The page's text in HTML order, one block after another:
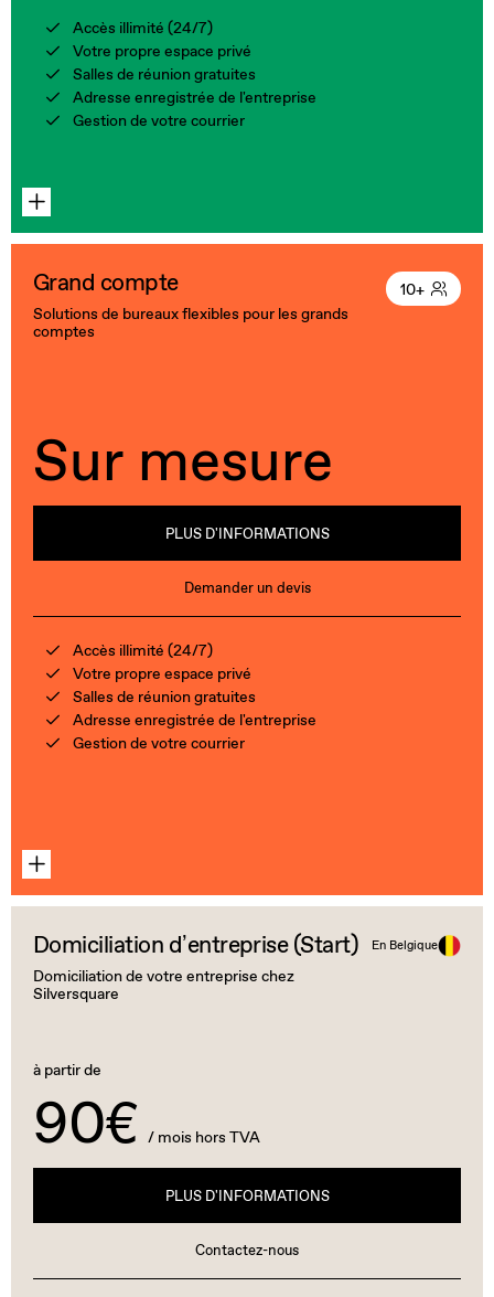
Accès illimité (24/7)
Votre propre espace privé
Salles de réunion gratuites
Adresse enregistrée de l'entreprise
Gestion de votre courrier
Grand compte
Solutions de bureaux flexibles pour les grands
comptes
10+
Sur mesure
PLUS D'INFORMATIONS
Demander un devis
Accès illimité (24/7)
Votre propre espace privé
Salles de réunion gratuites
Adresse enregistrée de l'entreprise
Gestion de votre courrier
Domiciliation d’entreprise (Start) En Belgique
Domiciliation de votre entreprise chez
Silversquare
à partir de
90€ / mois hors TVA
PLUS D'INFORMATIONS
Contactez-nous